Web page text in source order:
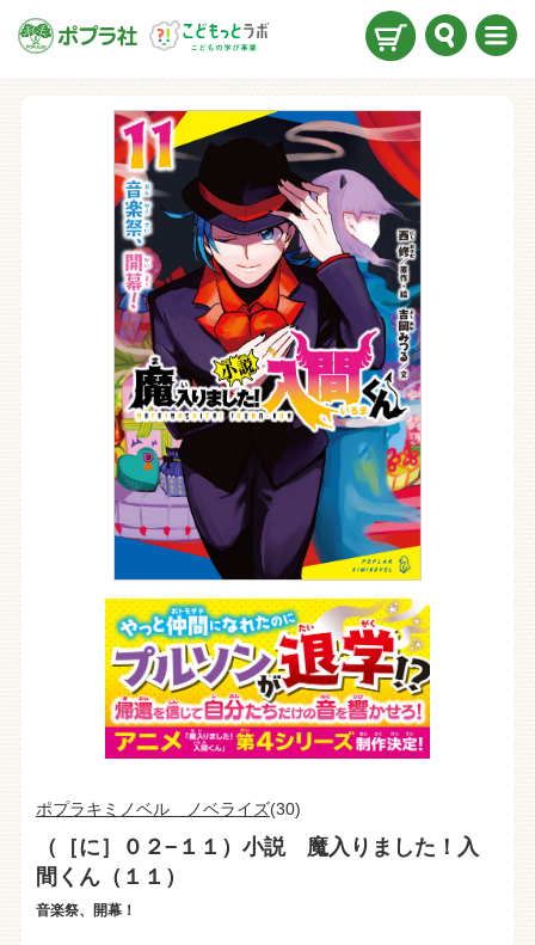
ポプラキミノベル ノベライズ(30)
（［に］０２−１１）小説 魔入りました！入
間くん（１１）
音楽祭、開幕！